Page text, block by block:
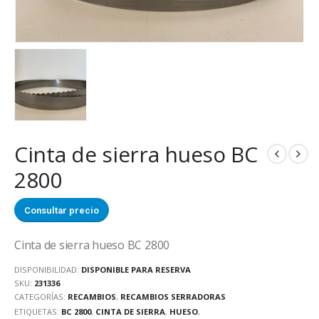
Cinta de sierra hueso BC
2800
Consultar precio
Cinta de sierra hueso BC 2800
DISPONIBILIDAD: DISPONIBLE PARA RESERVA
SKU: 231336
CATEGORÍAS: RECAMBIOS, RECAMBIOS SERRADORAS
ETIQUETAS: BC 2800, CINTA DE SIERRA, HUESO,